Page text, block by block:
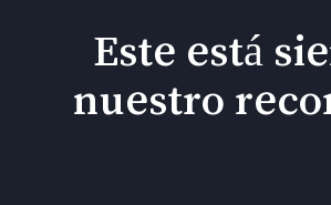
Este está
nuestro